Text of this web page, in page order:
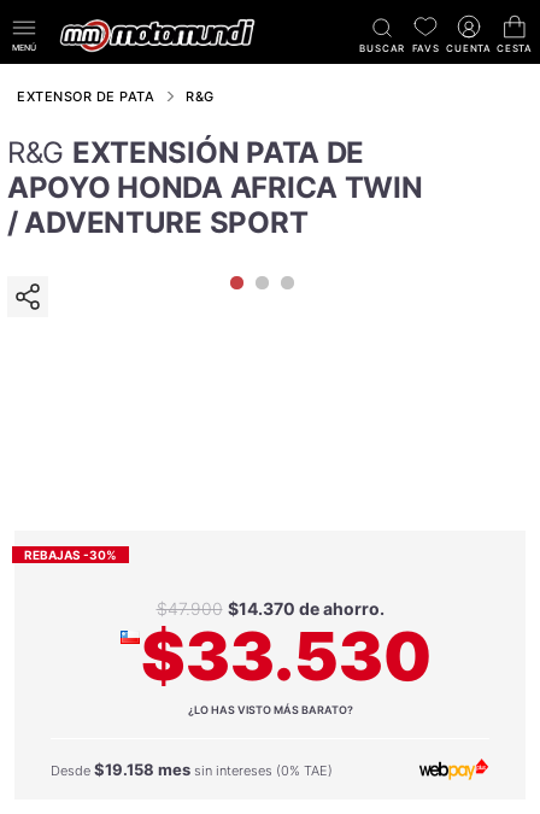
MENÚ BUSCAR FAVS CUENTA CESTA
EXTENSOR DE PATA R&G
R&G EXTENSIÓN PATA DE
APOYO HONDA AFRICA TWIN
/ ADVENTURE SPORT
REBAJAS -30%
$47.900 $14.370 de ahorro.
$33.530
¿LO HAS VISTO MÁS BARATO?
Desde $19.158 mes sin intereses (0% TAE)